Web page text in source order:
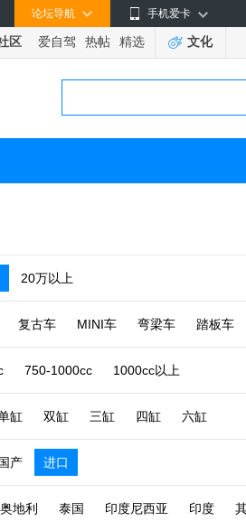
手机爱卡
论坛导航
区 爱自驾 热帖 精选 文化
20万以上
复古车 MINI车 弯梁车 踏板车
750-1000cc 1000cc以上
缸 双缸 三缸 四缸 六缸
产 进口
奥地利 泰国 印度尼西亚 印度